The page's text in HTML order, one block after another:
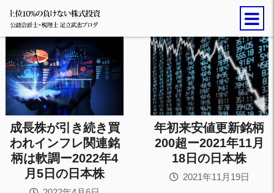
成長株が引き続き買
われインフレ関連銘
柄は軟調ー2022年4
月5日の日本株
年初来安値更新銘柄
200超ー2021年11月
18日の日本株
2021年11月19日